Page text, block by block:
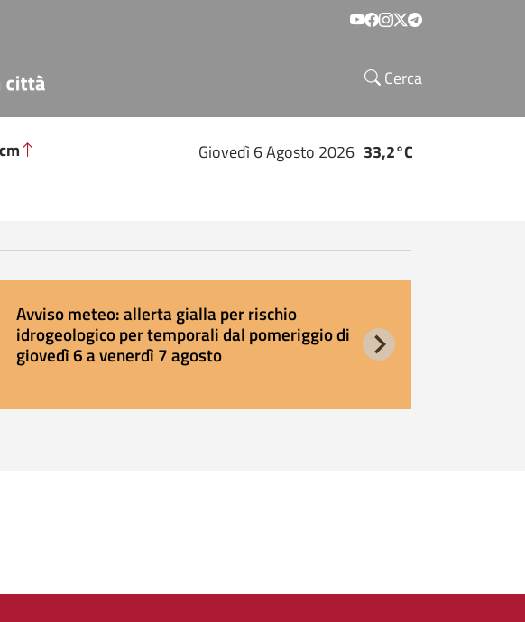
Social menu
Cerca
Giovedì 6 Agosto 2026 33,2°C
Avviso meteo: allerta gialla per rischio
idrogeologico per temporali dal pomeriggio di
giovedì 6 a venerdì 7 agosto